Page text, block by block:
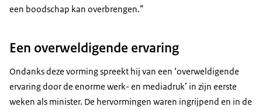
een boodschap kan overbrengen.”
Een overweldigende ervaring
Ondanks deze vorming spreekt hij van een ‘overweldigende
ervaring door de enorme werk- en mediadruk’ in zijn eerste
weken als minister. De hervormingen waren ingrijpend en in de